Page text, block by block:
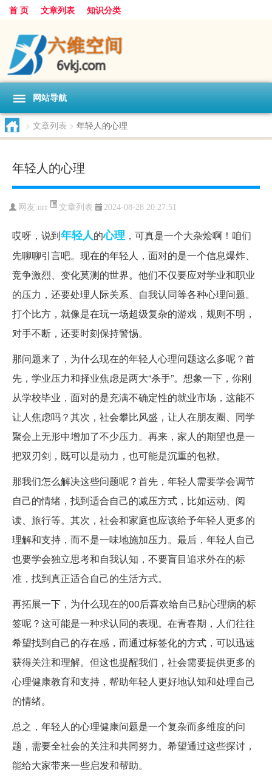
首 页 文章列表 知识分类
网站导航
> 文章列表 > 年轻人的心理
年轻人的心理
网友:nrr 文章列表 2024-08-28 20:27:51
哎呀，说到年轻人的心理 ，可真是一个大杂烩啊！咱们
先聊聊引言吧。现在的年轻人，面对的是一个信息爆炸、
竞争激烈、变化莫测的世界。他们不仅要应对学业和职业
的压力，还要处理人际关系、自我认同等各种心理问题。
打个比方，就像是在玩一场超级复杂的游戏，规则不明，
对手不断，还要时刻保持警惕。
那问题来了，为什么现在的年轻人心理问题这么多呢？首
先，学业压力和择业焦虑是两大“杀手”。想象一下，你刚
从学校毕业，面对的是充满不确定性的就业市场，这能不
让人焦虑吗？其次，社会攀比风盛，让人在朋友圈、同学
聚会上无形中增加了不少压力。再来，家人的期望也是一
把双刃剑，既可以是动力，也可能是沉重的包袱。
那我们怎么解决这些问题呢？首先，年轻人需要学会调节
自己的情绪，找到适合自己的减压方式，比如运动、阅
读、旅行等。其次，社会和家庭也应该给予年轻人更多的
理解和支持，而不是一味地施加压力。最后，年轻人自己
也要学会独立思考和自我认知，不要盲目追求外在的标
准，找到真正适合自己的生活方式。
再拓展一下，为什么现在的00后喜欢给自己贴心理病的标
签呢？这可能是一种求认同的表现。在青春期，人们往往
希望找到自己的存在感，而通过标签化的方式，可以迅速
获得关注和理解。但这也提醒我们，社会需要提供更多的
心理健康教育和支持，帮助年轻人更好地认知和处理自己
的情绪。
总之，年轻人的心理健康问题是一个复杂而多维度的问
题，需要全社会的关注和共同努力。希望通过这些探讨，
能给大家带来一些启发和帮助。